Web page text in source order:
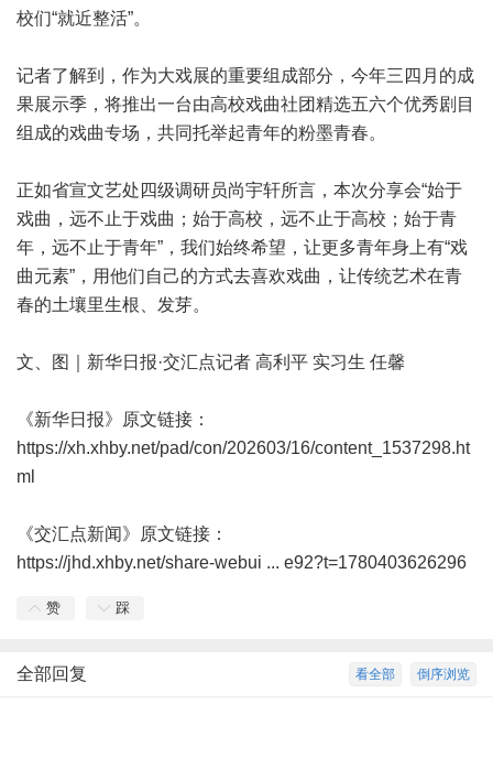
校们“就近整活”。
记者了解到，作为大戏展的重要组成部分，今年三四月的成
果展示季，将推出一台由高校戏曲社团精选五六个优秀剧目
组成的戏曲专场，共同托举起青年的粉墨青春。
正如省宣文艺处四级调研员尚宇轩所言，本次分享会“始于
戏曲，远不止于戏曲；始于高校，远不止于高校；始于青
年，远不止于青年”，我们始终希望，让更多青年身上有“戏
曲元素”，用他们自己的方式去喜欢戏曲，让传统艺术在青
春的土壤里生根、发芽。
文、图｜新华日报·交汇点记者 高利平 实习生 任馨
《新华日报》原文链接：
https://xh.xhby.net/pad/con/202603/16/content_1537298.ht
ml
《交汇点新闻》原文链接：
https://jhd.xhby.net/share-webui ... e92?t=1780403626296
赞 踩
倒序浏览
看全部
全部回复